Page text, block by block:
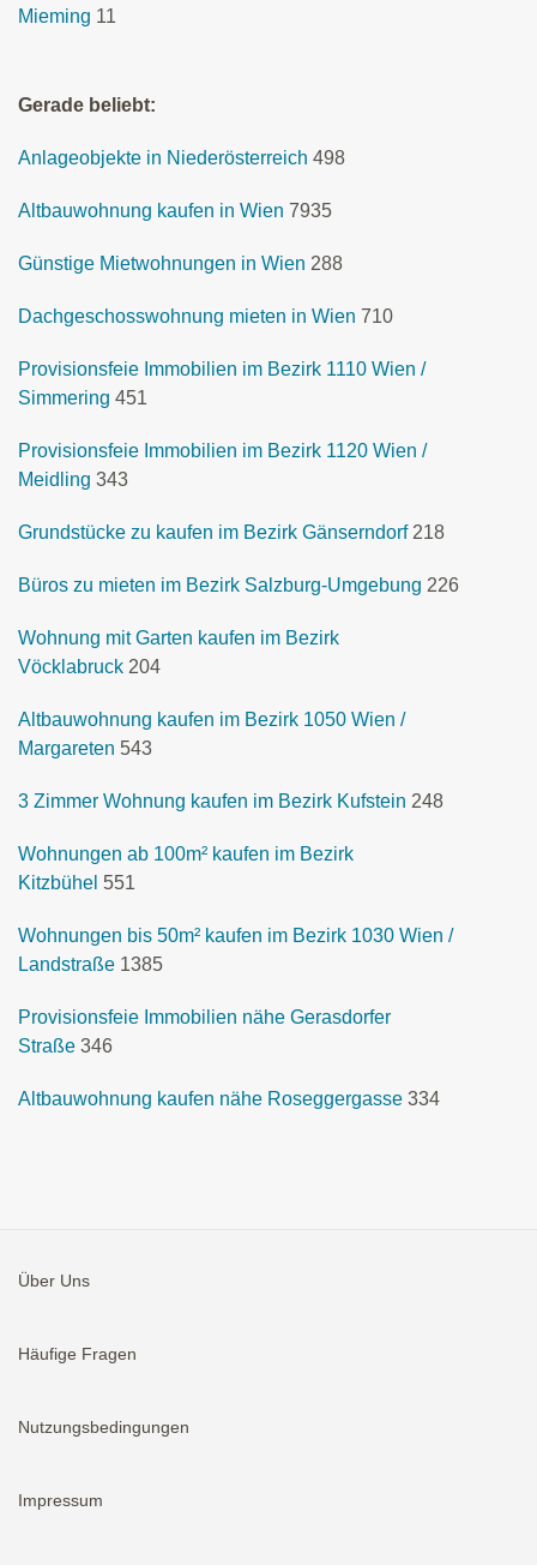
Mieming 11
Gerade beliebt:
Anlageobjekte in Niederösterreich 498
Altbauwohnung kaufen in Wien 7935
Günstige Mietwohnungen in Wien 288
Dachgeschosswohnung mieten in Wien 710
Provisionsfeie Immobilien im Bezirk 1110 Wien /
Simmering 451
Provisionsfeie Immobilien im Bezirk 1120 Wien /
Meidling 343
Grundstücke zu kaufen im Bezirk Gänserndorf 218
Büros zu mieten im Bezirk Salzburg-Umgebung 226
Wohnung mit Garten kaufen im Bezirk
Vöcklabruck 204
Altbauwohnung kaufen im Bezirk 1050 Wien /
Margareten 543
3 Zimmer Wohnung kaufen im Bezirk Kufstein 248
Wohnungen ab 100m² kaufen im Bezirk
Kitzbühel 551
Wohnungen bis 50m² kaufen im Bezirk 1030 Wien /
Landstraße 1385
Provisionsfeie Immobilien nähe Gerasdorfer
Straße 346
Altbauwohnung kaufen nähe Roseggergasse 334
Über Uns
Häufige Fragen
Nutzungsbedingungen
Impressum